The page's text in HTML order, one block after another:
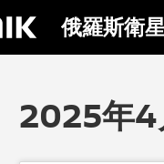
俄羅斯衛
2025年4